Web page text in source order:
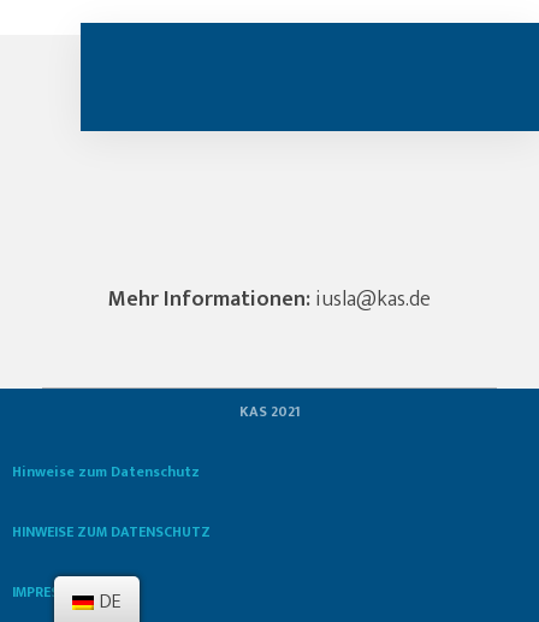
Mehr Informationen:iusla@kas.de
KAS 2021
Hinweise zum Datenschutz
HINWEISE ZUM DATENSCHUTZ
IMPRESSUM DE